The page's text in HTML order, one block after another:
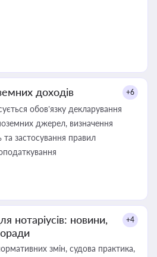
доходів +6
обов’язку декларування
джерел, визначення
та застосування правил
нотаріусів: новини,
+4
змін, судова практика,